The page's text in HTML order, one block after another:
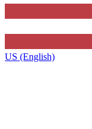
US (English)